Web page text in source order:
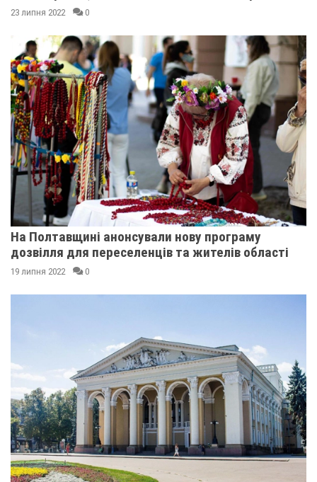
23 липня 2022 0
На Полтавщині анонсували нову програму
дозвілля для переселенців та жителів області
19 липня 2022 0